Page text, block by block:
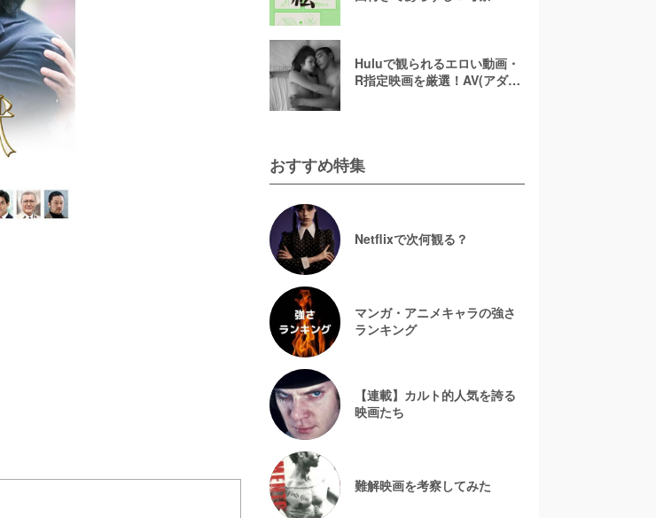
Huluで観られるエロい動画・
R指定映画を厳選！AV(アダル
おすすめ特集
Netflixで次何観る？
マンガ・アニメキャラの強さ
ランキング
【連載】カルト的人気を誇る
映画たち
難解映画を考察してみた